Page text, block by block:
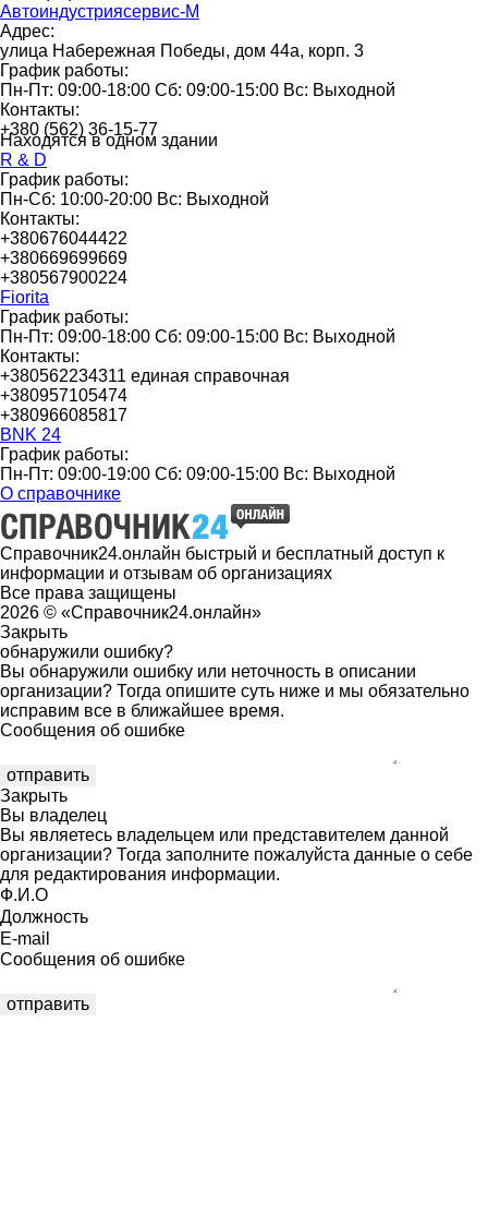
Автоиндустриясервис-М
Адрес:
улица Набережная Победы, дом 44а, корп. 3
График работы:
Пн-Пт: 09:00-18:00 Сб: 09:00-15:00 Вс: Выходной
Контакты:
+380 (562) 36-15-77
Находятся в одном здании
R & D
График работы:
Пн-Сб: 10:00-20:00 Вс: Выходной
Контакты:
+380676044422
+380669699669
+380567900224
Fiorita
График работы:
Пн-Пт: 09:00-18:00 Сб: 09:00-15:00 Вс: Выходной
Контакты:
+380562234311 единая справочная
+380957105474
+380966085817
BNK 24
График работы:
Пн-Пт: 09:00-19:00 Сб: 09:00-15:00 Вс: Выходной
О справочнике
Справочник24.онлайн быстрый и бесплатный доступ к
информации и отзывам об организациях
Все права защищены
2026 © «Справочник24.онлайн»
Закрыть
обнаружили ошибку?
Вы обнаружили ошибку или неточность в описании
организации? Тогда опишите суть ниже и мы обязательно
исправим все в ближайшее время.
Сообщения об ошибке
Закрыть
Вы владелец
Вы являетесь владельцем или представителем данной
организации? Тогда заполните пожалуйста данные о себе
для редактирования информации.
Ф.И.О
Должность
E-mail
Сообщения об ошибке